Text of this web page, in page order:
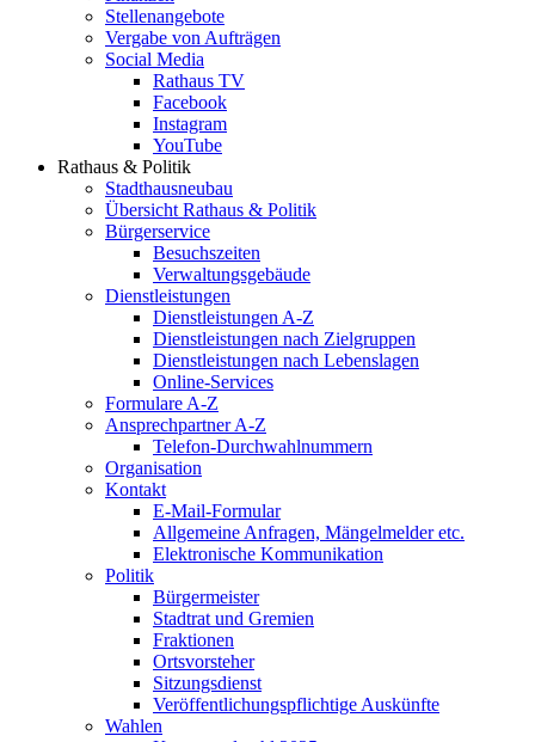
Stellenangebote
Vergabe von Aufträgen
Social Media
Rathaus TV
Facebook
Instagram
YouTube
Rathaus & Politik
Stadthausneubau
Übersicht Rathaus & Politik
Bürgerservice
Besuchszeiten
Verwaltungsgebäude
Dienstleistungen
Dienstleistungen A-Z
Dienstleistungen nach Zielgruppen
Dienstleistungen nach Lebenslagen
Online-Services
Formulare A-Z
Ansprechpartner A-Z
Telefon-Durchwahlnummern
Organisation
Kontakt
E-Mail-Formular
Allgemeine Anfragen, Mängelmelder etc.
Elektronische Kommunikation
Politik
Bürgermeister
Stadtrat und Gremien
Fraktionen
Ortsvorsteher
Sitzungsdienst
Veröffentlichungspflichtige Auskünfte
Wahlen